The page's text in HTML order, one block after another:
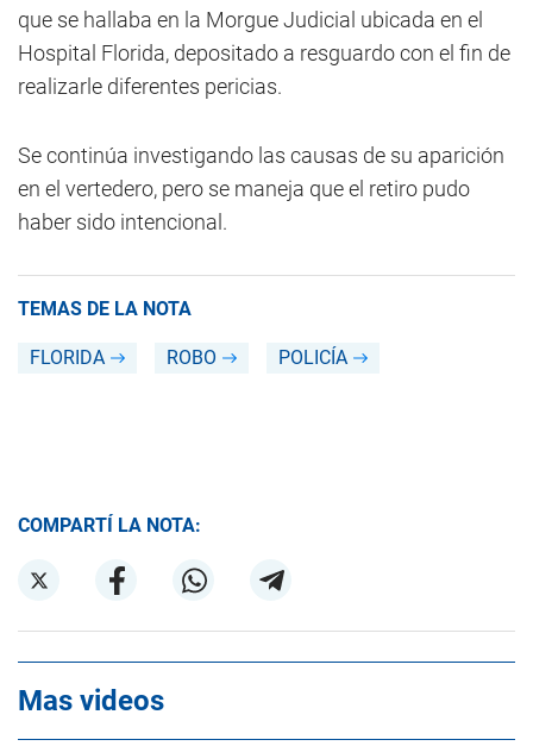
que se hallaba en la Morgue Judicial ubicada en el
Hospital Florida, depositado a resguardo con el fin de
realizarle diferentes pericias.
Se continúa investigando las causas de su aparición
en el vertedero, pero se maneja que el retiro pudo
haber sido intencional.
TEMAS DE LA NOTA
FLORIDA ROBO POLICÍA
COMPARTÍ LA NOTA:
Mas videos